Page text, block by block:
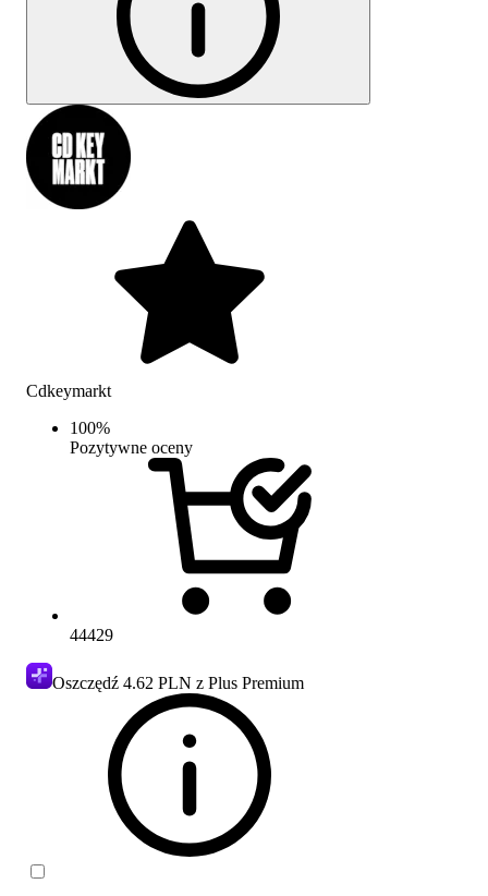
Cdkeymarkt
100%
Pozytywne oceny
44429
Oszczędź 4.62 PLN z Plus Premium